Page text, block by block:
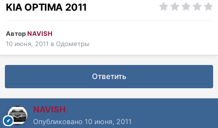
KIA OPTIMA 2011
АвторNAVISH
10 июня, 2011 в Одометры
Ответить
NAVISH
Опубликовано 10 июня, 2011